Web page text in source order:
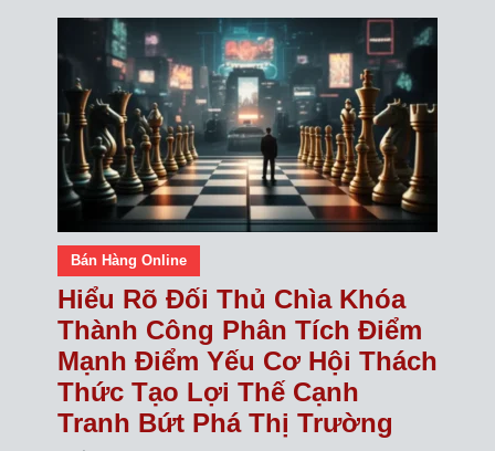
Bán Hàng Online
Hiểu Rõ Đối Thủ Chìa Khóa
Thành Công Phân Tích Điểm
Mạnh Điểm Yếu Cơ Hội Thách
Thức Tạo Lợi Thế Cạnh
Tranh Bứt Phá Thị Trường